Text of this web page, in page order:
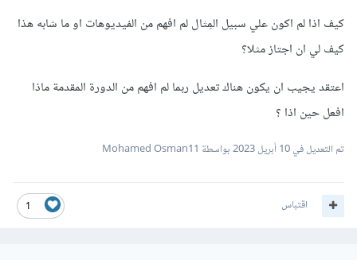
الخصوص فيمكنك التحدث للدعم من هنا،
كيف اذا لم اكون علي سبيل المِثال لم افهم من الفيديوهات او ما شابه هذا
كيف لي ان اجتاز مثلا؟
اعتقد يجيب ان يكون هناك تعديل ربما لم افهم من الدورة المقدمة ماذا
افعل حين اذا ؟
تم التعديل في10 أبريل 2023 بواسطة Mohamed Osman11
1 اقتباس